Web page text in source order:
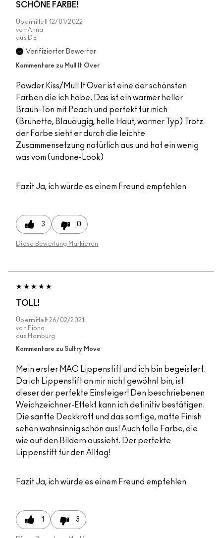
SCHÖNE FARBE!
Übermittelt 12/01/2022
von Anna
aus
DE
Verifizierter Bewerter
Kommentare zu Mull It Over
Powder Kiss/Mull It Over ist eine der schönsten
Farben die ich habe. Das ist ein warmer heller
Braun-Ton mit Peach und perfekt für mich
(Brünette, Blauäugig, helle Haut, warmer Typ) Trotz
der Farbe sieht er durch die leichte
Zusammensetzung natürlich aus und hat ein wenig
was vom (undone-Look)
Fazit Ja, ich würde es einem Freund empfehlen
3 0
Diese Bewertung Markieren
TOLL!
Übermittelt 26/02/2021
von Fiona
aus Hamburg
Kommentare zu Sultry Move
Mein erster MAC Lippenstift und ich bin begeistert.
Da ich Lippenstift an mir nicht gewöhnt bin, ist
dieser der perfekte Einsteiger! Den beschriebenen
Weichzeichner-Effekt kann ich definitiv bestätigen.
Die sanfte Deckkraft und das samtige, matte Finish
sehen wahnsinnig schön aus! Auch tolle Farbe, die
wie auf den Bildern aussieht. Der perfekte
Lippenstift für den Alltag!
Fazit Ja, ich würde es einem Freund empfehlen
1 3